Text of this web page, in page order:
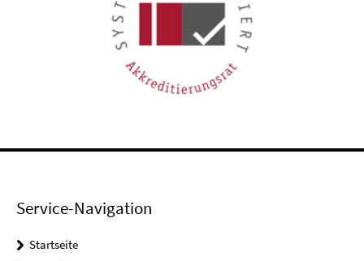
Service-Navigation
Startseite